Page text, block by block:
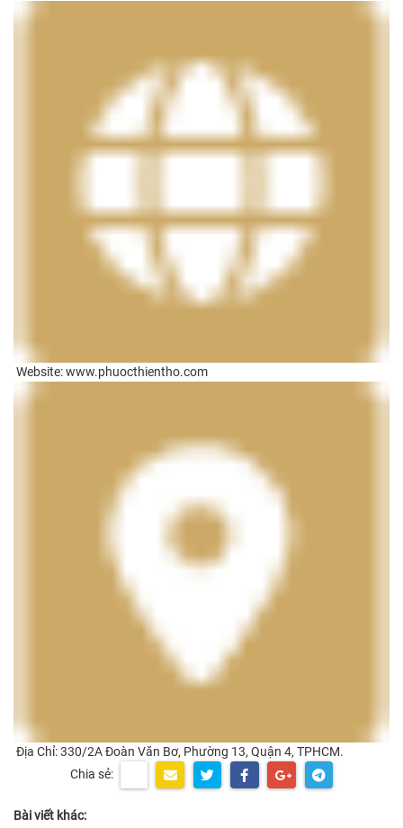
Website: www.phuocthientho.com
Địa Chỉ: 330/2A Đoàn Văn Bơ, Phường 13, Quận 4, TPHCM.
Chia sẻ:
Bài viết khác: